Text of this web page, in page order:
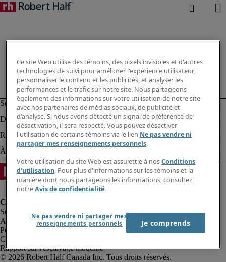
Alerte à la fraude
Politique de confidentialité
Conditions d’utilisation
Rapport sur l'esclavage moderne
Robert Half Canada Inc. Tous droits réservés.
Ce site Web utilise des témoins, des pixels invisibles et d'autres
technologies de suivi pour améliorer l'expérience utilisateur,
personnaliser le contenu et les publicités, et analyser les
performances et le trafic sur notre site. Nous partageons
également des informations sur votre utilisation de notre site
avec nos partenaires de médias sociaux, de publicité et
d'analyse. Si nous avons détecté un signal de préférence de
désactivation, il sera respecté. Vous pouvez désactiver
l'utilisation de certains témoins via le lien Ne pas vendre ni
partager mes renseignements personnels.
Votre utilisation du site Web est assujettie à nosConditions
d'utilisation. Pour plus d'informations sur les témoins et la
manière dont nous partageons les informations, consultez
notreAvis de confidentialité.
Ne pas vendre ni partager mes
renseignements personnels
Je comprends